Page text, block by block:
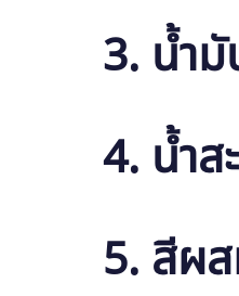
3. น้ำ
4. น้ำ
5. สีผ